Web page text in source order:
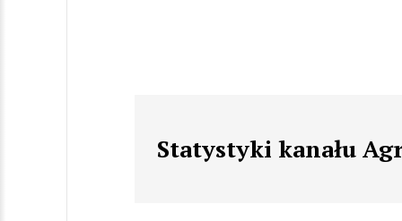
Statystyki kanału